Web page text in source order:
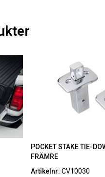
POCKET STAKE TIE-
FRÄMRE
Artikelnr: CV10030